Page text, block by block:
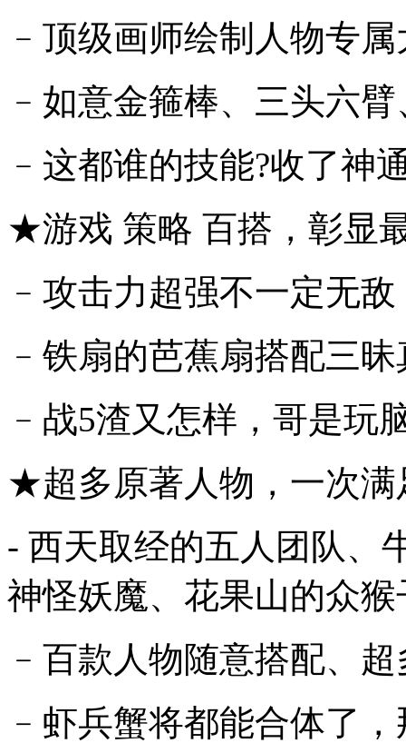
﹣顶级画师绘制人物专
﹣如意金箍棒、三头六
﹣这都谁的技能?收了神
★游戏 策略 百搭，彰显
﹣攻击力超强不一定无
﹣铁扇的芭蕉扇搭配三
﹣战5渣又怎样，哥是玩
★超多原著人物，一次满
- 西天取经的五人团队、
神怪妖魔、花果山的众猴
﹣百款人物随意搭配、
﹣虾兵蟹将都能合体了